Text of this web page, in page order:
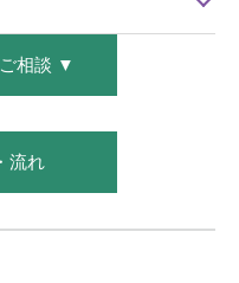
市、精華町、八幡市、福知山市
相談 ▼
流れ